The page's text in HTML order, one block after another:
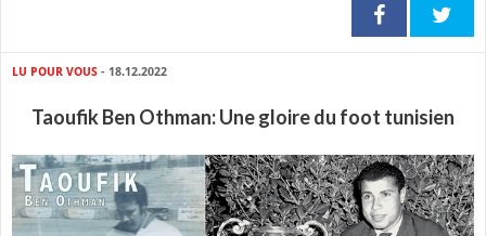
LU POUR VOUS - 18.12.2022
Taoufik Ben Othman: Une gloire du foot tunisien